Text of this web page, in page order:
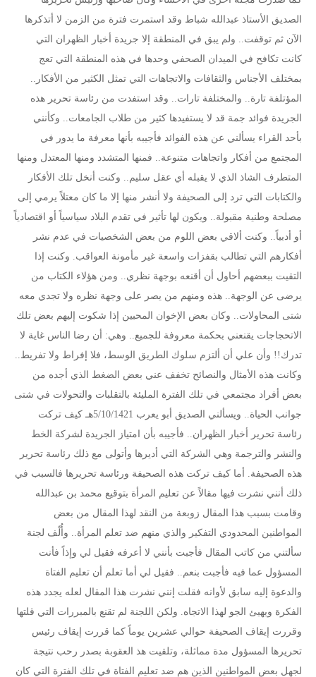
الصديق الأستاذ عبدالله شباط وقد استمرت فترة من الزمن لا أتذكرها
الآن ثم توقفت.. ولم يبق في المنطقة إلا جريدة أخبار الظهران التي
كانت تكافح في الميدان الصحفي وحدها في هذه المنطقة التي تعج
بمختلف الأجناس والثقافات والاتجاهات التي تمثل الكثير من الأفكار..
المؤتلفة تارة.. والمختلفة تارات.. وقد استفدت من رئاسة تحرير هذه
الجريدة فوائد جمة قد لا يستفيدها كثير من طلاب الجامعات.. وكأنني
بأحد القراء يسألني عن هذه الفوائد فأجيبه بأنها معرفة ما يدور في
المجتمع من أفكار واتجاهات متنوعة.. فمنها المتشدد ومنها المعتدل ومنها
المتطرف الشاذ الذي لا يقبله أي عقل سليم.. وكنت أنخل تلك الأفكار
والكتابات التي ترد إلى الصحيفة ولا أنشر منها إلا ما كان معتلاً يرمي إلى
مصلحة وطنية مقبولة.. ويكون لها تأثير في تقدم البلاد سياسياً أو اقتصادياً
أو أدبياً.. وكنت ألاقي بعض اللوم من بعض الشخصيات في عدم نشر
أفكارهم التي تطالب بقفزات واسعة غير مأمونة العواقب. وكنت إذا
التقيت ببعضهم أحاول أن أقنعه بوجهة نظري.. ومن هؤلاء الكتاب من
يرضى عن الوجهة.. هذه ومنهم من يصر على وجهة نظره ولا تجدي معه
شتى المحاولات.. وكان بعض الإخوان المحبين إذا شكوت إليهم بعض تلك
الاتحجاجات يقنعني بحكمة معروفة للجميع.. وهي: أن رضا الناس غاية لا
تدرك!! وأن علي أن ألتزم سلوك الطريق الوسط، فلا إفراط ولا تفريط..
وكانت هذه الأمثال والنصائح تخفف عني بعض الضغط الذي أجده من
بعض أفراد مجتمعي في تلك الفترة المليئة بالتقلبات والتحولات في شتى
جوانب الحياة.. ويسألني الصديق أبو يعرب 5/10/1421هـ كيف تركت
رئاسة تحرير أخبار الظهران.. فأجيبه بأن امتياز الجريدة لشركة الخط
والنشر والترجمة وهي الشركة التي أديرها وأتولى مع ذلك رئاسة تحرير
هذه الصحيفة. أما كيف تركت هذه الصحيفة ورئاسة تحريرها فالسبب في
ذلك أنني نشرت فيها مقالاً عن تعليم المرأة بتوقيع محمد بن عبدالله
وقامت بسبب هذا المقال زوبعة من النقد لهذا المقال من بعض
المواطنين المحدودي التفكير والذي منهم ضد تعلم المرأة.. وأُلّف لجنة
سألتني من كاتب المقال فأجبت بأنني لا أعرفه فقيل لي وإذاً فأنت
المسؤول عما فيه فأجبت بنعم.. فقيل لي أما تعلم أن تعليم الفتاة
والدعوة إليه سابق لأوانه فقلت إنني نشرت هذا المقال لعله يجدد هذه
الفكرة ويهيئ الجو لهذا الاتجاه. ولكن اللجنة لم تقنع بالمبررات التي قلتها
وقررت إيقاف الصحيفة حوالي عشرين يوماً كما قررت إيقاف رئيس
تحريرها المسؤول مدة مماثلة، وتلقيت هذ العقوبة بصدر رحب نتيجة
لجهل بعض المواطنين الذين هم ضد تعليم الفتاة في تلك الفترة التي كان